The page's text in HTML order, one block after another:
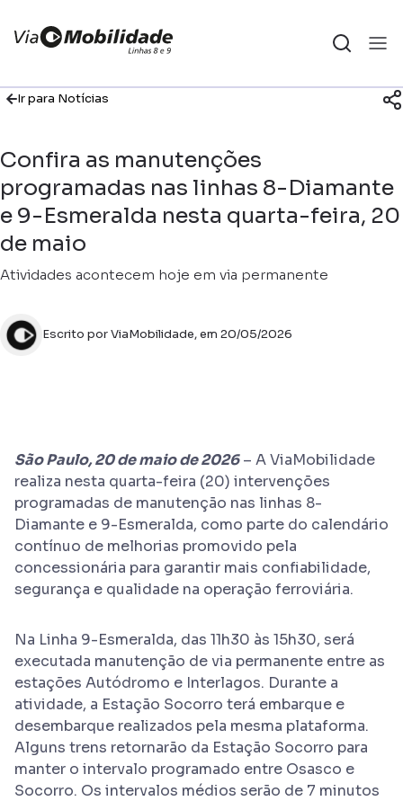
Ir para Notícias
Confira as manutenções
programadas nas linhas 8-Diamante
e 9-Esmeralda nesta quarta-feira, 20
de maio
Atividades acontecem hoje em via permanente
Escrito por ViaMobilidade, em 20/05/2026
São Paulo, 20 de maio de 2026– A ViaMobilidade
realiza nesta quarta-feira (20) intervenções
programadas de manutenção nas linhas 8-
Diamante e 9-Esmeralda, como parte do calendário
contínuo de melhorias promovido pela
concessionária para garantir mais confiabilidade,
segurança e qualidade na operação ferroviária.
Na Linha 9-Esmeralda, das 11h30 às 15h30, será
executada manutenção de via permanente entre as
estações Autódromo e Interlagos. Durante a
atividade, a Estação Socorro terá embarque e
desembarque realizados pela mesma plataforma.
Alguns trens retornarão da Estação Socorro para
manter o intervalo programado entre Osasco e
Socorro. Os intervalos médios serão de 7 minutos